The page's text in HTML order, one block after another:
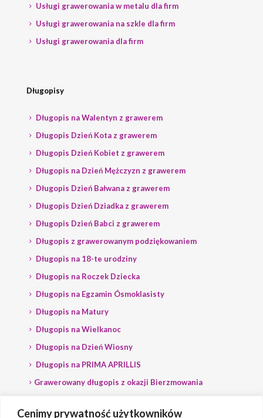
Cenimy prywatność użytkowników
Usługi grawerowania w metalu dla firm
Usługi grawerowania na szkle dla firm
Usługi grawerowania dla firm
Długopisy
Długopis na Walentyn z grawerem
Długopis Dzień Kota z grawerem
Długopis Dzień Kobiet z grawerem
Długopis na Dzień Mężczyzn z grawerem
Długopis Dzień Bałwana z grawerem
Długopis Dzień Dziadka z grawerem
Długopis Dzień Babci z grawerem
Długopis z grawerowanym podziękowaniem
Długopis na 18-te urodziny
Długopis na Roczek Dziecka
Długopis na Egzamin Ósmoklasisty
Długopis na Matury
Długopis na Wielkanoc
Długopis na Dzień Wiosny
Długopis na PRIMA APRILLIS
Grawerowany długopis z okazji Bierzmowania